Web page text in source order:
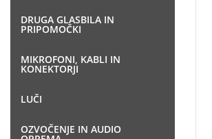
DRUGA GLASBILA IN
PRIPOMOČKI
MIKROFONI, KABLI IN
KONEKTORJI
LUČI
OZVOČENJE IN AUDIO